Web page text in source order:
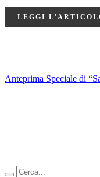
LEGGI
Anteprima Speciale di